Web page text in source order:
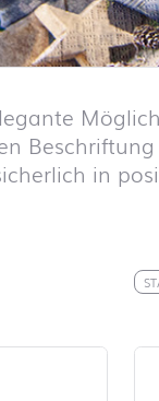
in